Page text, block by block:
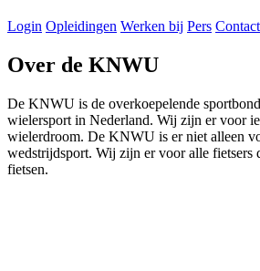
Login Opleidingen Werken bij Pers Contact
Over de KNWU
De KNWU is de overkoepelende
wielersport in Nederland. Wij zijn er voor
wielerdroom. De KNWU is er niet alleen
wedstrijdsport. Wij zijn er voor alle fietsers
fietsen.